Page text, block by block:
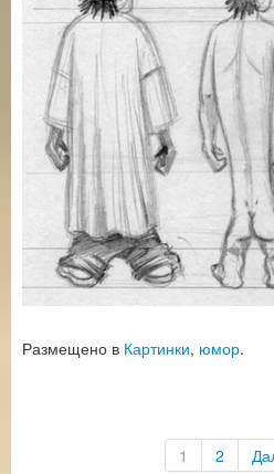
Размещено в Картинки, юмор.
1 2